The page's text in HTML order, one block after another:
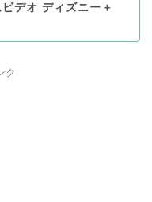
デオ ディズニー＋
ク